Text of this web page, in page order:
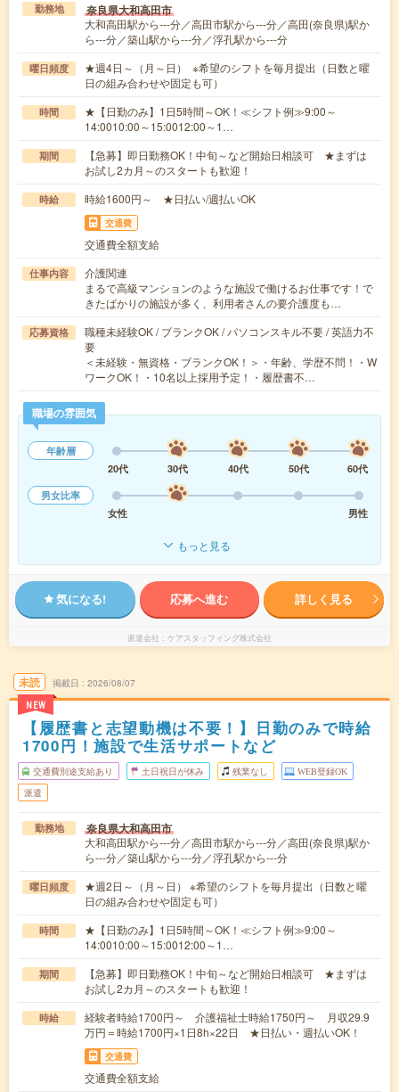
勤務地 奈良県大和高田市
大和高田駅から---分／高田市駅から---分／高田(奈良県)駅か
ら---分／築山駅から---分／浮孔駅から---分
曜日頻度
★週4日～（月～日） ※希望のシフトを毎月提出（日数と曜
日の組み合わせや固定も可）
時間
★【日勤のみ】1日5時間～OK！≪シフト例≫9:00～
14:0010:00～15:0012:00～1…
期間
【急募】即日勤務OK！中旬～など開始日相談可 ★まずは
お試し2カ月～のスタートも歓迎！
時給 時給1600円～ ★日払い/週払いOK
交通費
交通費全額支給
仕事内容
介護関連
まるで高級マンションのような施設で働けるお仕事です！で
きたばかりの施設が多く、利用者さんの要介護度も…
応募資格
職種未経験OK / ブランクOK / パソコンスキル不要 / 英語力不
要
＜未経験・無資格・ブランクOK！＞・年齢、学歴不問！・W
ワークOK！・10名以上採用予定！・履歴書不…
職場の雰囲気
年齢層
20代
30代 40代 50代
60代
男女比率
女性
男性
もっと見る
気になる! 応募へ進む 詳しく見る
派遣会社 ケアスタッフィング株式会社
未読
NEW
掲載日 2026/08/07
【履歴書と志望動機は不要！】日勤のみで時給
1700円！施設で生活サポートなど
交通費別途支給あり 土日祝日が休み 残業なし WEB登録OK
派遣
勤務地 奈良県大和高田市
大和高田駅から---分／高田市駅から---分／高田(奈良県)駅か
ら---分／築山駅から---分／浮孔駅から---分
曜日頻度
★週2日～（月～日） ※希望のシフトを毎月提出（日数と曜
日の組み合わせや固定も可）
時間
★【日勤のみ】1日5時間～OK！≪シフト例≫9:00～
14:0010:00～15:0012:00～1…
期間
【急募】即日勤務OK！中旬～など開始日相談可 ★まずは
お試し2カ月～のスタートも歓迎！
時給
経験者時給1700円～ 介護福祉士時給1750円～ 月収29.9
万円＝時給1700円×1日8h×22日 ★日払い・週払いOK！
交通費
交通費全額支給